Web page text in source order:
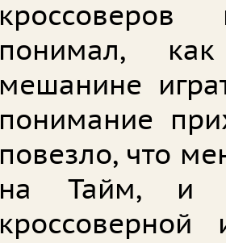
понимал,
мешанине
понимание
повезло, что
на Тайм, и
кроссоверной